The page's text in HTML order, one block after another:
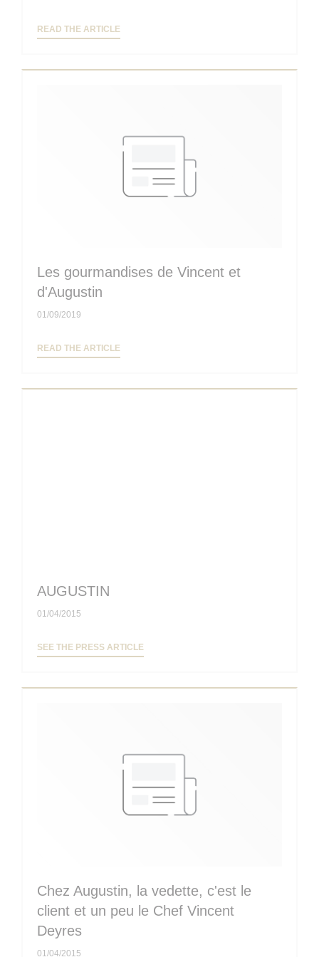
READ THE ARTICLE
Les gourmandises de Vincent et
d'Augustin
01/09/2019
READ THE ARTICLE
AUGUSTIN
01/04/2015
SEE THE PRESS ARTICLE
Chez Augustin, la vedette, c'est le
client et un peu le Chef Vincent
Deyres
01/04/2015